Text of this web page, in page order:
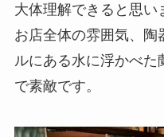
大体理解できると思い
お店全体の雰囲気、陶
ルにある水に浮かべた
で素敵です。